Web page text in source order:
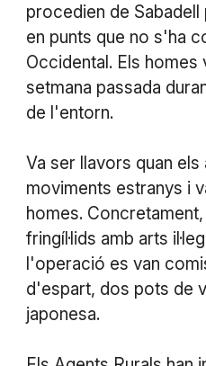
procedien de
en punts que no s'ha
Occidental. Els homes
setmana passada
de l'entorn.
Va ser llavors quan
moviments estranys i
homes.
fringíl·lids amb arts
l'operació es van
d'espart, dos pots de
japonesa.